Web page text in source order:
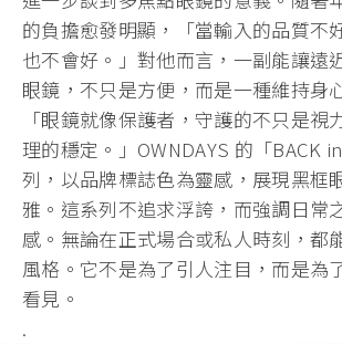
的負擔愈發明顯，「當輸入的品質不
也不會好。」對他而言，一副能讓遠
眼鏡，不只是方便，而是一種維持身
「眼鏡就像保護者，守護的不只是視
理的穩定。」OWNDAYS 的「BACK
列，以品牌標誌色為靈感，展現黑框
雅。這系列不追求浮誇，而強調日常
感。無論在正式場合或私人時刻，都
風格。它不是為了引人注目，而是為
看見。
.